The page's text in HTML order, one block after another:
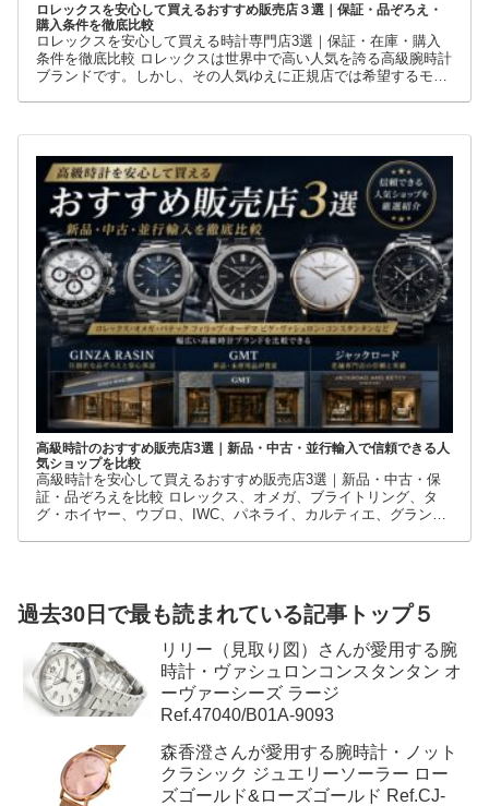
ロレックスを安心して買えるおすすめ販売店３選｜保証・品ぞろえ・
購入条件を徹底比較
ロレックスを安心して買える時計専門店3選｜保証・在庫・購入
条件を徹底比較 ロレックスは世界中で高い人気を誇る高級腕時計
ブランドです。しかし、その人気ゆえに正規店では希望するモデ
高級時計のおすすめ販売店3選｜新品・中古・並行輸入で信頼できる人
気ショップを比較
高級時計を安心して買えるおすすめ販売店3選｜新品・中古・保
証・品ぞろえを比較 ロレックス、オメガ、ブライトリング、タ
グ・ホイヤー、ウブロ、IWC、パネライ、カルティエ、グランド
過去30日で最も読まれている記事トップ５
リリー（見取り図）さんが愛用する腕
時計・ヴァシュロンコンスタンタン オ
ーヴァーシーズ ラージ
Ref.47040/B01A-9093
森香澄さんが愛用する腕時計・ノット
クラシック ジュエリーソーラー ロー
ズゴールド&ローズゴールド Ref.CJ-